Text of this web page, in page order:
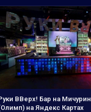
ВВерх! Бар на
на Яндекс Картах